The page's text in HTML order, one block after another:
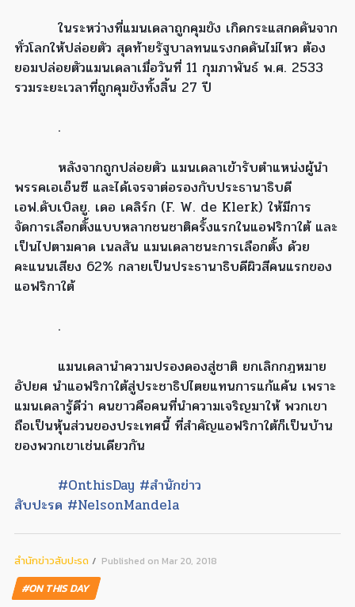
ในระหว่างที่แมนเดลาถูกคุมขัง เกิดกระแสกดดันจาก
ทั่วโลกให้ปล่อยตัว สุดท้ายรัฐบาลทนแรงกดดันไม่ไหว ต้อง
ยอมปล่อยตัวแมนเดลาเมื่อวันที่ 11 กุมภาพันธ์ พ.ศ. 2533
รวมระยะเวลาที่ถูกคุมขังทั้งสิ้น 27 ปี
.
หลังจากถูกปล่อยตัว แมนเดลาเข้ารับตำแหน่งผู้นำ
พรรคเอเอ็นซี และได้เจรจาต่อรองกับประธานาธิบดี
เอฟ.ดับเบิลยู. เดอ เคลิร์ก (F. W. de Klerk) ให้มีการ
จัดการเลือกตั้งแบบหลากชนชาติครั้งแรกในแอฟริกาใต้ และ
เป็นไปตามคาด เนลสัน แมนเดลาชนะการเลือกตั้ง ด้วย
คะแนนเสียง 62% กลายเป็นประธานาธิบดีผิวสีคนแรกของ
แอฟริกาใต้
.
แมนเดลานำความปรองดองสู่ชาติ ยกเลิกกฎหมาย
อัปยศ นำแอฟริกาใต้สู่ประชาธิปไตยแทนการแก้แค้น เพราะ
แมนเดลารู้ดีว่า คนขาวคือคนที่นำความเจริญมาให้ พวกเขา
ถือเป็นหุ้นส่วนของประเทศนี้ ที่สำคัญแอฟริกาใต้ก็เป็นบ้าน
ของพวกเขาเช่นเดียวกัน
#OnthisDay #สำนักข่าว
สับปะรด #NelsonMandela
สํานักข่าวสับปะรด Published on Mar 20, 2018
#ON THIS DAY